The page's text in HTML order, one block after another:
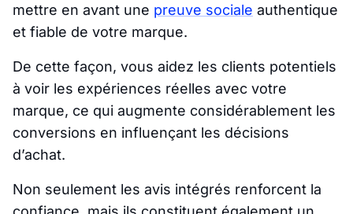
mettre en avant une preuve sociale authentique
et fiable de votre marque.
De cette façon, vous aidez les clients potentiels
à voir les expériences réelles avec votre
marque, ce qui augmente considérablement les
conversions en influençant les décisions
d’achat.
Non seulement les avis intégrés renforcent la